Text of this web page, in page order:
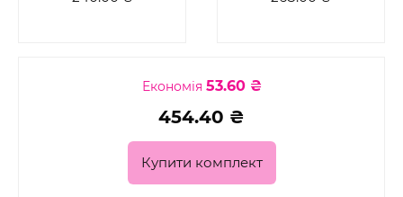
Економія 53.60 ₴
454.40 ₴
Купити комплект